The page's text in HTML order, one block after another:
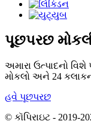
પૂછપરછ
અમારા ઉત્પાદનો
મોકલો અને 24
હવે પૂછપરછ
© કૉપિરાઇટ - 2019-